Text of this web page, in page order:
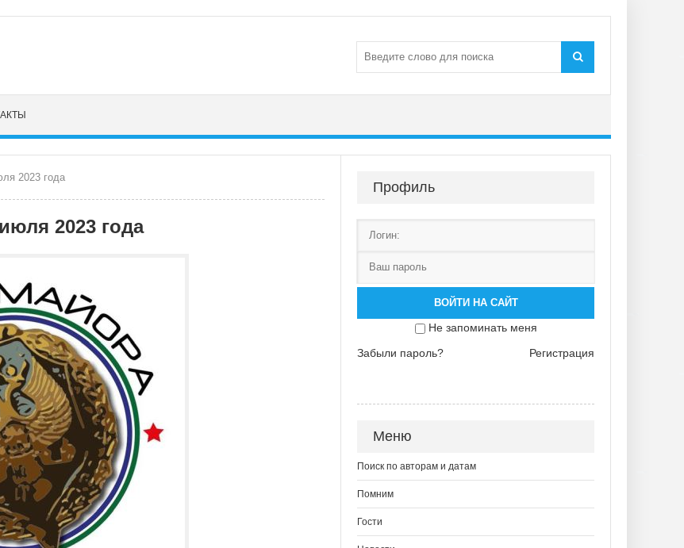
2023 года
2023 года
Профиль
ВОЙТИ НА САЙТ
Не запоминать меня
Забыли пароль?
Регистрация
Меню
Поиск по авторам и датам
Помним
Гости